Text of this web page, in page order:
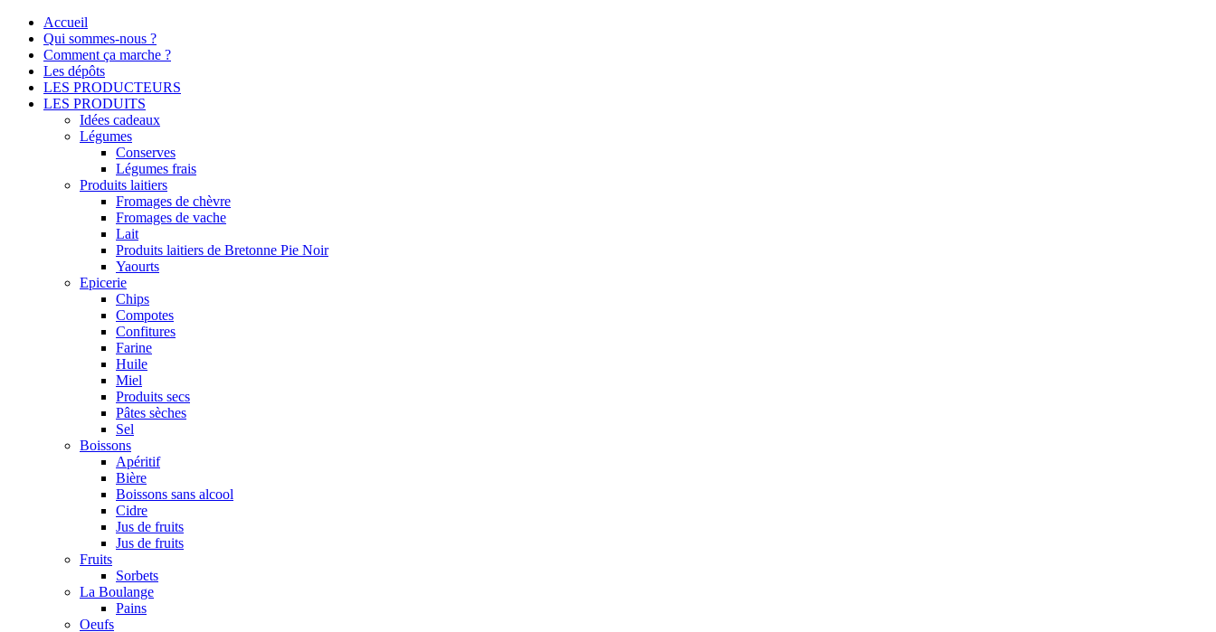
Accueil
Qui sommes-nous ?
Comment ça marche ?
Les dépôts
LES PRODUCTEURS
LES PRODUITS
Idées cadeaux
Légumes
Conserves
Légumes frais
Produits laitiers
Fromages de chèvre
Fromages de vache
Lait
Produits laitiers de Bretonne Pie Noir
Yaourts
Epicerie
Chips
Compotes
Confitures
Farine
Huile
Miel
Produits secs
Pâtes sèches
Sel
Boissons
Apéritif
Bière
Boissons sans alcool
Cidre
Jus de fruits
Jus de fruits
Fruits
Sorbets
La Boulange
Pains
Oeufs